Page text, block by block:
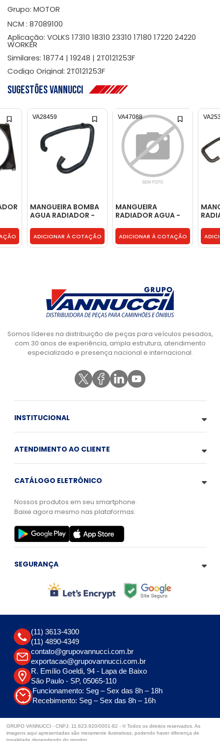
Grupo: MOTOR
NCM : 87089100
Aplicação: VOLKS 17310 18310 23310 17180 17220 24220
WORKER
Similares: 18774 | 19248 | 2T0121253F
Codigo Original: 2T0121253F
Sugestões Vannucci
MANGUEIRA BOMBA
AGUA RADIADOR -
ADICIONAR À COTAÇÃO
VA28459
MANGUEIRA
RADIADOR AGUA -
ADICIONAR À COTAÇÃO
VA47088
Somos líderes na distribuição de peças para veículos pesados,
com 30 anos de experiência, ampla estrutura, atendimento
especializado e presença nacional e internacional.
INSTITUCIONAL
ATENDIMENTO AO CLIENTE
CATÁLOGO ELETRÔNICO
Nossos produtos em seu smartphone.
Baixe agora mesmo nas plataformas:
SEGURANÇA
(11) 3613-4300
(11) 4890-4349
contato@grupovannucci.com.br
exportacao@grupovannucci.com.br
R. Emílio Goeldi, 94 - Lapa de Baixo
São Paulo - SP, 05065-110
Funcionamento: Seg – Sex das 8h – 18h
Recebimento: Seg – Sex das 8h – 16h
GRUPO VANNUCCI - CNPJ: 11.623.920/0001-82 - © Todos os direitos reservados. As
imagens aqui apresentadas são meramente ilustrativas, podendo haver diferença de